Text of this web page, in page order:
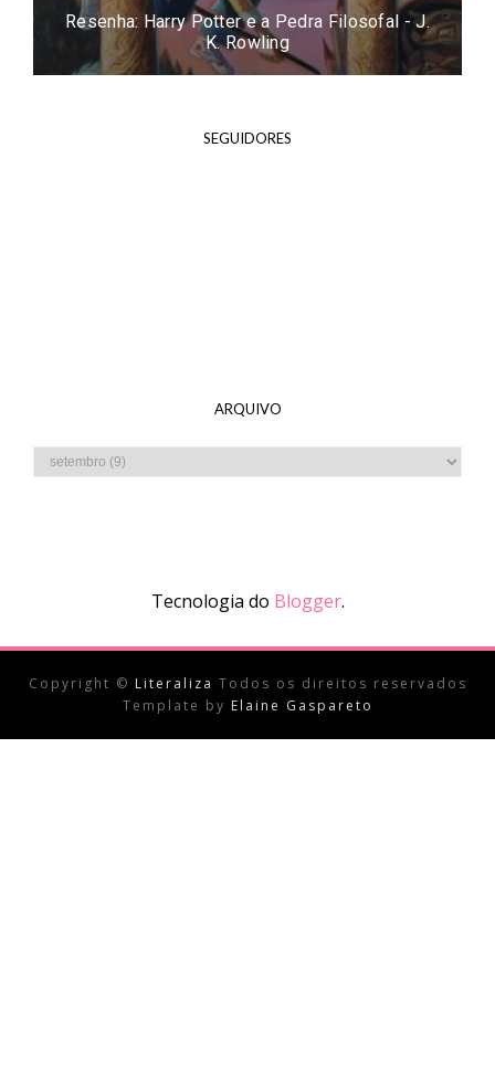
Resenha: Harry Potter e a Pedra Filosofal - J.
K. Rowling
SEGUIDORES
ARQUIVO
Tecnologia do Blogger.
Copyright © Literaliza Todos os direitos reservados
Template by Elaine Gaspareto